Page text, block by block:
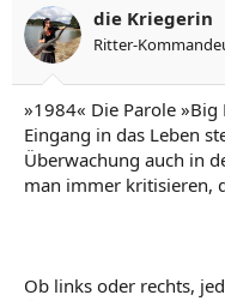
o
n
e
die Kriegerin
Ritter-
»1984« Die Parole
Eingang in das Leben
Überwachung auch in
man immer kritisieren,
Ob links oder rechts,